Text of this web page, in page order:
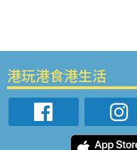
港玩港食港生活